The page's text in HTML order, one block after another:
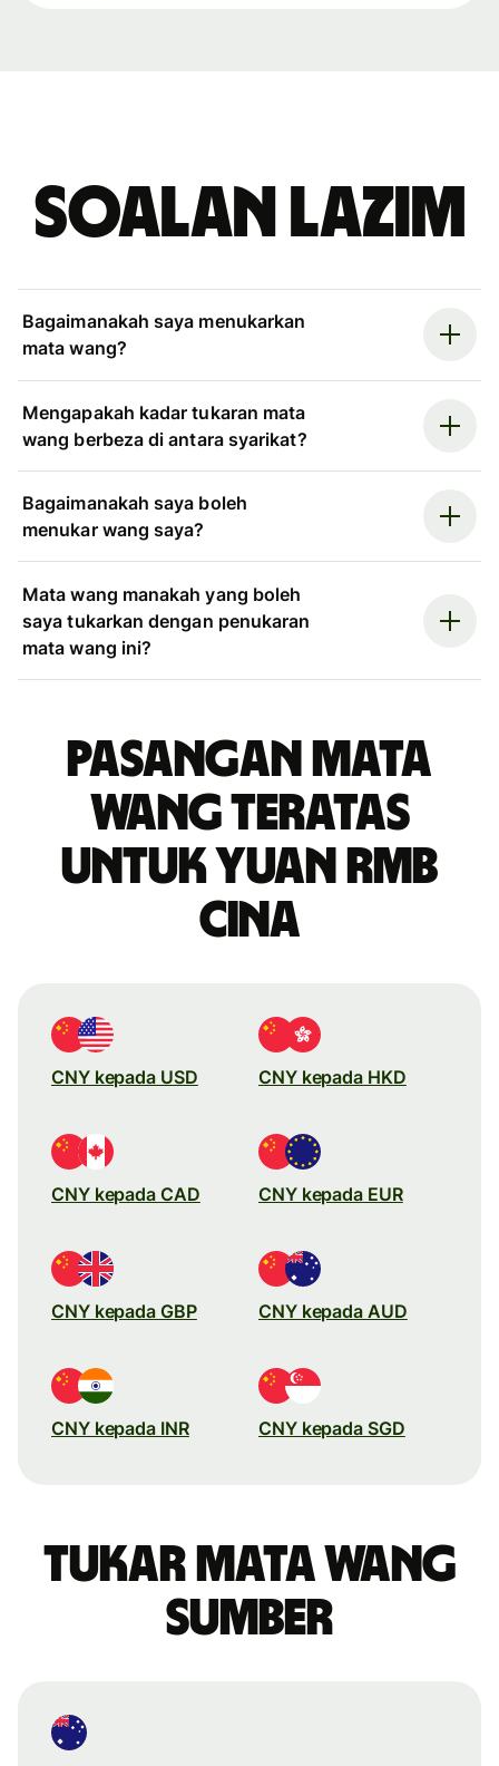
Soalan Lazim
Bagaimanakah saya menukarkan
mata wang?
Mengapakah kadar tukaran mata
wang berbeza di antara syarikat?
Bagaimanakah saya boleh
menukar wang saya?
Mata wang manakah yang boleh
saya tukarkan dengan penukaran
mata wang ini?
Pasangan mata
wang teratas
untuk yuan rmb
Cina
CNY kepada USD CNY kepada HKD
CNY kepada CAD CNY kepada EUR
CNY kepada GBP CNY kepada AUD
CNY kepada INR CNY kepada SGD
Tukar mata wang
sumber